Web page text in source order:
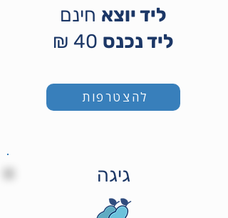
ליד יוצא חינם
ליד נכנס
להצטרפות
גיגה